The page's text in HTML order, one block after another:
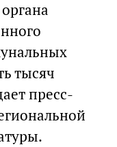
тысяч
пресс-